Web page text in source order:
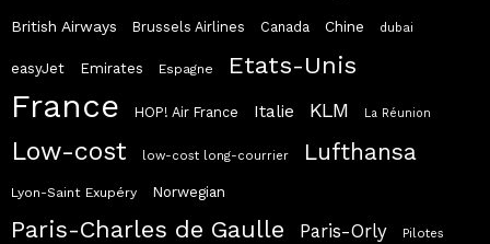
British Airways Brussels Airlines Canada Chine dubai
easyJet Emirates Espagne Etats-Unis
France HOP! Air France Italie KLM La Réunion
Low-cost low-cost long-courrier Lufthansa
Lyon-Saint Exupéry Norwegian
Paris-Charles de Gaulle Paris-Orly Pilotes